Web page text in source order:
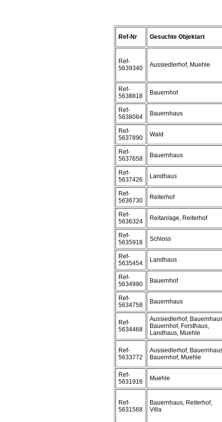
Ref-Nr Gesuchte Objektart
Ref-
5639340
Aussiedlerhof, Muehle
Ref-
5638818
Bauernhof
Ref-
5638064
Bauernhaus
Ref-
5637890
Wald
Ref-
5637658
Bauernhaus
Ref-
5637426
Landhaus
Ref-
5636730
Reiterhof
Ref-
5636324
Reitanlage, Reiterhof
Ref-
5635918
Schloss
Ref-
5635454
Landhaus
Ref-
5634990
Bauernhof
Ref-
5634758
Bauernhaus
Ref-
5634468
Aussiedlerhof,
Bauernhof, Forsthaus,
Landhaus, Muehle
Ref-
5633772
Aussiedlerhof,
Bauernhof, Muehle
Ref-
5631916
Muehle
Ref-
5631568
Bauernhaus, Reiterhof,
Villa